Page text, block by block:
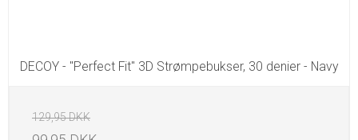
DECOY - "Perfect Fit" 3D Strømpebukser, 30 denier - Navy
129,95 DKK